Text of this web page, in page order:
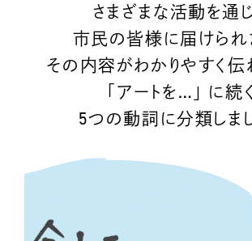
さまざまな活動を通
市民の皆様に届けられ
その内容がわかりやすく伝
「アートを…」 に続く
5つの動詞に分類しま